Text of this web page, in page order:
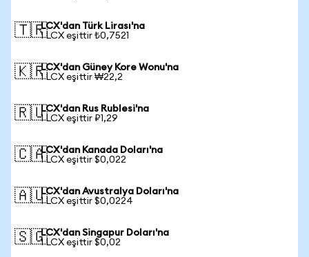
🇹🇷LCX'dan Türk Lirası'na
1 LCX eşittir ₺0,7521
🇰🇷LCX'dan Güney Kore Wonu'na
1 LCX eşittir ₩22,2
🇷🇺LCX'dan Rus Rublesi'na
1 LCX eşittir ₽1,29
🇨🇦LCX'dan Kanada Doları'na
1 LCX eşittir $0,022
🇦🇺LCX'dan Avustralya Doları'na
1 LCX eşittir $0,0224
🇸🇬LCX'dan Singapur Doları'na
1 LCX eşittir $0,02